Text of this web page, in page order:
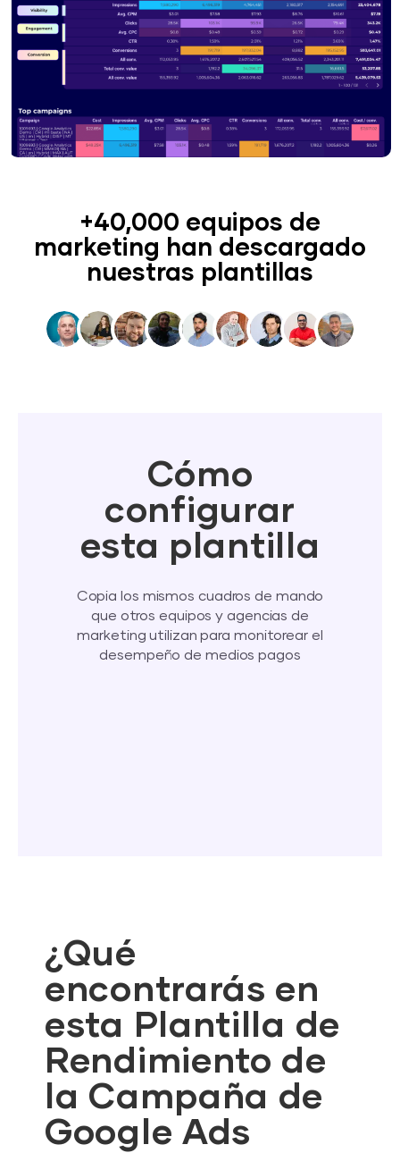
+40,000 equipos de
marketing han descargado
nuestras plantillas
Cómo
configurar
esta plantilla
Copia los mismos cuadros de mando
que otros equipos y agencias de
marketing utilizan para monitorear el
desempeño de medios pagos
¿Qué
encontrarás en
esta Plantilla de
Rendimiento de
la Campaña de
Google Ads